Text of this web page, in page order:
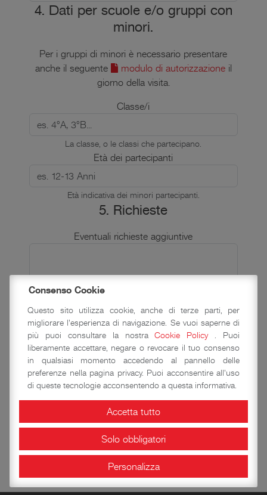
4. Dati per scuole e/o gruppi con
minori.
Per i gruppi di minori è necessario presentare
anche il seguente
modulo di autorizzazioneil
giorno della visita.
Classe/i
La classe, o le classi che partecipano.
Età dei partecipanti
Età indicativa dei minori partecipanti.
5. Richieste
Eventuali richieste aggiuntive
Iscrivimi alla newsletter della Fondazione per le
iniziative nella Rocca di Vignola.
Dichiaro di aver letto e compreso l'informativa
sulla privacy.
La prenotazione sarà valida solo dopo conferma scritta
da parte della segreteria della Rocca. Tale conferma deve
In caso di mancato recapito si prega di
Consenso Cookie
Questo sito utilizza cookie, anche di terze parti, per
migliorare l'esperienza di navigazione. Se vuoi saperne di
più puoi consultare la nostraCookie Policy . Puoi
liberamente accettare, negare o revocare il tuo consenso
in qualsiasi momento accedendo al pannello delle
preferenze nella pagina privacy. Puoi acconsentire all'uso
di queste tecnologie acconsentendo a questa informativa.
Accetta tutto
Solo obbligatori
Personalizza